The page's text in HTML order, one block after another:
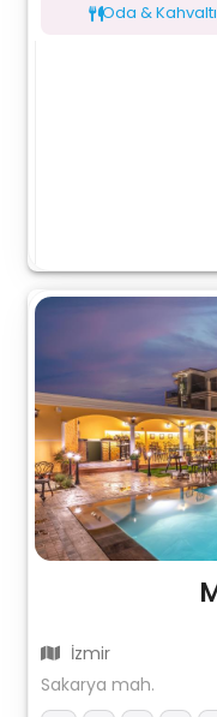
Oda & Kahvaltı
İzmir
Sakarya mah.